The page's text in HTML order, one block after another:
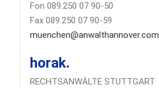
Fon 089.250 07 90-50
Fax 089.250 07 90-59
muenchen@anwalthannover.com
horak.
RECHTSANWÄLTE STUTTGART